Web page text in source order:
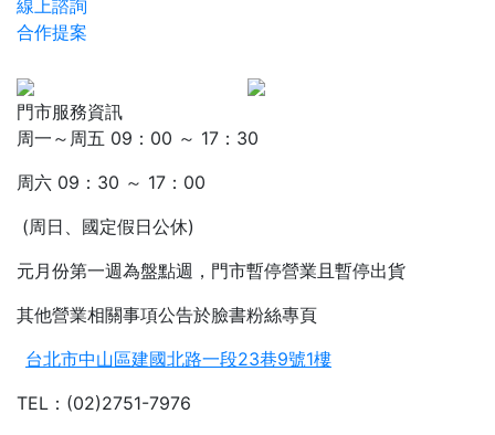
線上諮詢
合作提案
門市服務資訊
周一～周五 09：00 ～ 17：30
周六 09：30 ～ 17：00
(周日、國定假日公休)
元月份第一週為盤點週，門市暫停營業且暫停出貨
其他營業相關事項公告於臉書粉絲專頁
台北市中山區建國北路一段23巷9號1樓
TEL：(02)2751-7976